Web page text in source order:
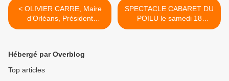
< OLIVIER CARRE, Maire
d’Orléans, Président
d’Orléans Métropole : 2/3
SPECTACLE CABARET DU
POILU le samedi 18
novembre à ST JEAN DE
Hébergé par Overblog
Top articles